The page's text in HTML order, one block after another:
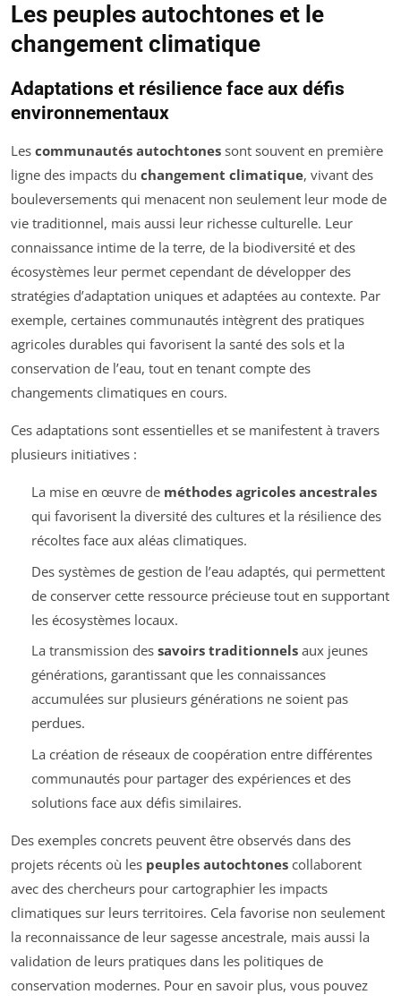
Les peuples autochtones et le
changement climatique
Adaptations et résilience face aux défis
environnementaux
Les communautés autochtones sont souvent en première
ligne des impacts du changement climatique, vivant des
bouleversements qui menacent non seulement leur mode de
vie traditionnel, mais aussi leur richesse culturelle. Leur
connaissance intime de la terre, de la biodiversité et des
écosystèmes leur permet cependant de développer des
stratégies d’adaptation uniques et adaptées au contexte. Par
exemple, certaines communautés intègrent des pratiques
agricoles durables qui favorisent la santé des sols et la
conservation de l’eau, tout en tenant compte des
changements climatiques en cours.
Ces adaptations sont essentielles et se manifestent à travers
plusieurs initiatives :
La mise en œuvre de méthodes agricoles ancestrales
qui favorisent la diversité des cultures et la résilience des
récoltes face aux aléas climatiques.
Des systèmes de gestion de l’eau adaptés, qui permettent
de conserver cette ressource précieuse tout en supportant
les écosystèmes locaux.
La transmission des savoirs traditionnelsaux jeunes
générations, garantissant que les connaissances
accumulées sur plusieurs générations ne soient pas
perdues.
La création de réseaux de coopération entre différentes
communautés pour partager des expériences et des
solutions face aux défis similaires.
Des exemples concrets peuvent être observés dans des
projets récents où les peuples autochtones collaborent
avec des chercheurs pour cartographier les impacts
climatiques sur leurs territoires. Cela favorise non seulement
la reconnaissance de leur sagesse ancestrale, mais aussi la
validation de leurs pratiques dans les politiques de
conservation modernes. Pour en savoir plus, vous pouvez